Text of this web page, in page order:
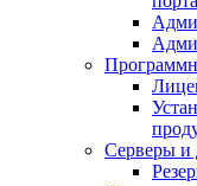
Серверы и